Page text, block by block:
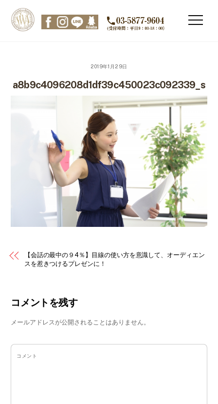
content
Menu
2019年1月29日
a8b9c4096208d1df39c450023c092339_s
【会話の最中の９4％】目線の使い方を意識して、オーディエン
スを惹きつけるプレゼンに！
コメントを残す
メールアドレスが公開されることはありません。
コメント